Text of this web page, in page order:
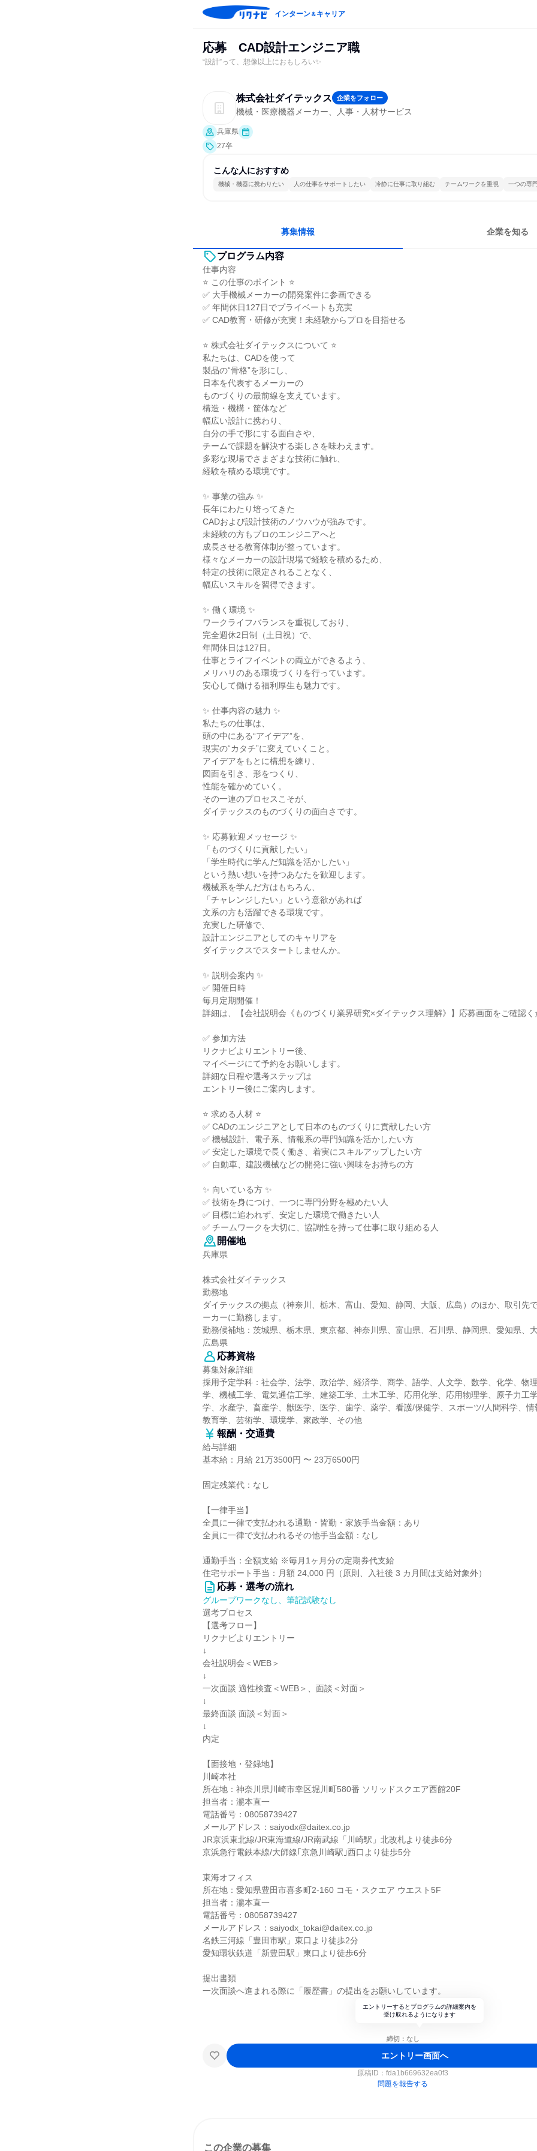
インターン＆キャリア
応募 CAD設計エンジニア職
“設計”って、想像以上におもしろい✨
株式会社ダイテックス 企業をフォロー
機械・医療機器メーカー、人事・人材サービス
兵庫県
27卒
こんな人におすすめ
機械・機器に携わりたい 人の仕事をサポートしたい 冷静に仕事に取り組む チームワークを重視 一つの専
募集情報 企業を知る
プログラム内容
仕事内容
⭐ この仕事のポイント ⭐
✅ 大手機械メーカーの開発案件に参画できる
✅ 年間休日127日でプライベートも充実
✅ CAD教育・研修が充実！未経験からプロを目指せる
⭐ 株式会社ダイテックスについて ⭐
私たちは、CADを使って
製品の“骨格”を形にし、
日本を代表するメーカーの
ものづくりの最前線を支えています。
構造・機構・筐体など
幅広い設計に携わり、
自分の手で形にする面白さや、
チームで課題を解決する楽しさを味わえます。
多彩な現場でさまざまな技術に触れ、
経験を積める環境です。
✨ 事業の強み ✨
長年にわたり培ってきた
CADおよび設計技術のノウハウが強みです。
未経験の方もプロのエンジニアへと
成長させる教育体制が整っています。
様々なメーカーの設計現場で経験を積めるため、
特定の技術に限定されることなく、
幅広いスキルを習得できます。
✨ 働く環境 ✨
ワークライフバランスを重視しており、
完全週休2日制（土日祝）で、
年間休日は127日。
仕事とライフイベントの両立ができるよう、
メリハリのある環境づくりを行っています。
安心して働ける福利厚生も魅力です。
✨ 仕事内容の魅力 ✨
私たちの仕事は、
頭の中にある“アイデア”を、
現実の“カタチ”に変えていくこと。
アイデアをもとに構想を練り、
図面を引き、形をつくり、
性能を確かめていく。
その一連のプロセスこそが、
ダイテックスのものづくりの面白さです。
✨ 応募歓迎メッセージ ✨
「ものづくりに貢献したい」
「学生時代に学んだ知識を活かしたい」
という熱い想いを持つあなたを歓迎します。
機械系を学んだ方はもちろん、
「チャレンジしたい」という意欲があれば
文系の方も活躍できる環境です。
充実した研修で、
設計エンジニアとしてのキャリアを
ダイテックスでスタートしませんか。
✨ 説明会案内 ✨
✅ 開催日時
毎月定期開催！
詳細は、【会社説明会《ものづくり業界研究×ダイテックス理解》】応募画面をご確認く
✅ 参加方法
リクナビよりエントリー後、
マイページにて予約をお願いします。
詳細な日程や選考ステップは
エントリー後にご案内します。
⭐ 求める人材 ⭐
✅ CADのエンジニアとして日本のものづくりに貢献したい方
✅ 機械設計、電子系、情報系の専門知識を活かしたい方
✅ 安定した環境で長く働き、着実にスキルアップしたい方
✅ 自動車、建設機械などの開発に強い興味をお持ちの方
✨ 向いている方 ✨
✅ 技術を身につけ、一つに専門分野を極めたい人
✅ 目標に追われず、安定した環境で働きたい人
✅ チームワークを大切に、協調性を持って仕事に取り組める人
開催地
兵庫県
株式会社ダイテックス
勤務地
ダイテックスの拠点（神奈川、栃木、富山、愛知、静岡、大阪、広島）のほか、取引先
ーカーに勤務します。
勤務候補地：茨城県、栃木県、東京都、神奈川県、富山県、石川県、静岡県、愛知県、
広島県
応募資格
募集対象詳細
採用予定学科：社会学、法学、政治学、経済学、商学、語学、人文学、数学、化学、物
学、機械工学、電気通信工学、建築工学、土木工学、応用化学、応用物理学、原子力工
学、水産学、畜産学、獣医学、医学、歯学、薬学、看護/保健学、スポーツ/人間科学、
教育学、芸術学、環境学、家政学、その他
報酬・交通費
給与詳細
基本給：月給 21万3500円 〜 23万6500円
固定残業代：なし
【一律手当】
全員に一律で支払われる通勤・皆勤・家族手当金額：あり
全員に一律で支払われるその他手当金額：なし
通勤手当：全額支給 ※毎月1ヶ月分の定期券代支給
住宅サポート手当：月額 24,000 円（原則、入社後 3 カ月間は支給対象外）
応募・選考の流れ
グループワークなし、筆記試験なし
選考プロセス
【選考フロー】
リクナビよりエントリー
↓
会社説明会＜WEB＞
↓
一次面談 適性検査＜WEB＞、面談＜対面＞
↓
最終面談 面談＜対面＞
↓
内定
【面接地・登録地】
川崎本社
所在地：神奈川県川崎市幸区堀川町580番 ソリッドスクエア西館20F
担当者：瀧本直一
電話番号：08058739427
メールアドレス：saiyodx@daitex.co.jp
JR京浜東北線/JR東海道線/JR南武線「川崎駅」北改札より徒歩6分
京浜急行電鉄本線/大師線｢京急川崎駅｣西口より徒歩5分
東海オフィス
所在地：愛知県豊田市喜多町2-160 コモ・スクエア ウエスト5F
担当者：瀧本直一
電話番号：08058739427
メールアドレス：saiyodx_tokai@daitex.co.jp
名鉄三河線「豊田市駅」東口より徒歩2分
愛知環状鉄道「新豊田駅」東口より徒歩6分
提出書類
一次面談へ進まれる際に「履歴書」の提出をお願いしています。
エントリーするとプログラムの詳細案内を
受け取れるようになります
締切：なし
エントリー画面へ
原稿ID： fda1b669632ea0f3
問題を報告する
この企業の募集